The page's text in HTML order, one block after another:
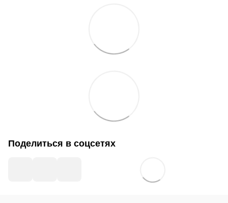
Поделиться в соцсетях